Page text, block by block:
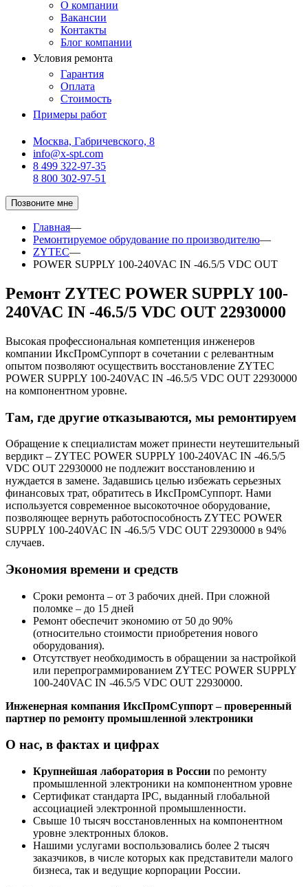
О компании
Вакансии
Контакты
Блог компании
Условия ремонта
Гарантия
Оплата
Стоимость
Примеры работ
Москва, Габричевского, 8
info@x-spt.com
8 499 322-97-35
8 800 302-97-51
Позвоните мне
Главная—
Ремонтируемое обрудование по производителю—
ZYTEC—
POWER SUPPLY 100-240VAC IN -46.5/5 VDC OUT
Ремонт ZYTEC POWER SUPPLY 100-
240VAC IN -46.5/5 VDC OUT 22930000
Высокая профессиональная компетенция инженеров
компании ИксПромСуппорт в сочетании с релевантным
опытом позволяют осуществить восстановление ZYTEC
POWER SUPPLY 100-240VAC IN -46.5/5 VDC OUT 22930000
на компонентном уровне.
Там, где другие отказываются, мы ремонтируем
Обращение к специалистам может принести неутешительный
вердикт – ZYTEC POWER SUPPLY 100-240VAC IN -46.5/5
VDC OUT 22930000 не подлежит восстановлению и
нуждается в замене. Задавшись целью избежать серьезных
финансовых трат, обратитесь в ИксПромСуппорт. Нами
используется современное высокоточное оборудование,
позволяющее вернуть работоспособность ZYTEC POWER
SUPPLY 100-240VAC IN -46.5/5 VDC OUT 22930000 в 94%
случаев.
Экономия времени и средств
Сроки ремонта – от 3 рабочих дней. При сложной
поломке – до 15 дней
Ремонт обеспечит экономию от 50 до 90%
(относительно стоимости приобретения нового
оборудования).
Отсутствует необходимость в обращении за настройкой
или перепрограммированием ZYTEC POWER SUPPLY
100-240VAC IN -46.5/5 VDC OUT 22930000.
Инженерная компания ИксПромСуппорт – проверенный
партнер по ремонту промышленной электроники
О нас, в фактах и цифрах
Крупнейшая лаборатория в России по ремонту
промышленной электроники на компонентном уровне
Сертификат стандарта IPC, выданный глобальной
ассоциацией электронной промышленности.
Свыше 10 тысяч восстановленных на компонентном
уровне электронных блоков.
Нашими услугами воспользовались более 2 тысяч
заказчиков, в числе которых как представители малого
бизнеса, так и ведущие корпорации России.